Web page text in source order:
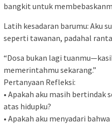
bangkit untuk
Latih kesadaran barumu: Aku
seperti tawanan, padahal
“Dosa bukan lagi
memerintahmu sekarang.”
Pertanyaan Refleksi:
• Apakah aku masih bertindak
atas hidupku?
• Apakah aku menyadari